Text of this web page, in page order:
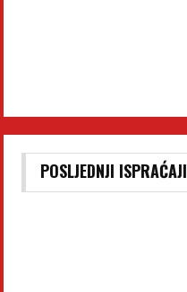
POSLJEDNJI ISPRAĆAJI